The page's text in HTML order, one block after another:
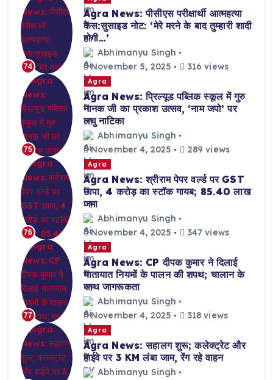
74
Agra News: पीसीएस परीक्षार्थी आत्महत्या
केस:सुसाइड नोट: ‘मेरे मरने के बाद तुम्हारी शादी
होगी…’
Abhimanyu Singh
November 5, 2025
316 views
75
Agra
Agra News: प्रिल्यूड पब्लिक स्कूल में गुरु
नानक जी का प्रकाश उत्सव, ‘नाम जपो’ पर
लघु नाटिका
Abhimanyu Singh
November 4, 2025
289 views
76
Agra
Agra News: श्रीराम पेपर वर्ल्ड पर GST
छापा, 4 करोड़ का स्टॉक गायब; 85.40 लाख
जमा
Abhimanyu Singh
November 4, 2025
347 views
77
Agra
Agra News: CP दीपक कुमार ने दिलाई
यातायात नियमों के पालन की शपथ; चालान के
साथ जागरूकता
Abhimanyu Singh
November 4, 2025
318 views
Agra
Agra News: सहालग शुरू; कलेक्ट्रेट और
हाईवे पर 3 KM लंबा जाम, रेंग रहे वाहन
Abhimanyu Singh